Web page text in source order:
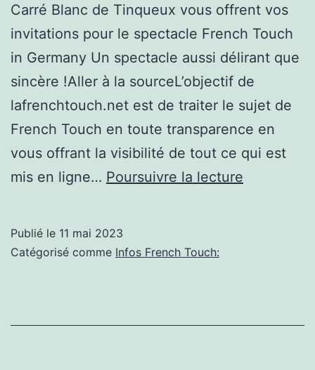
Carré Blanc de Tinqueux vous offrent vos
invitations pour le spectacle French Touch
in Germany Un spectacle aussi délirant que
sincère !Aller à la sourceL’objectif de
lafrenchtouch.net est de traiter le sujet de
French Touch en toute transparence en
vous offrant la visibilité de tout ce qui est
mis en ligne… Poursuivre la lecture
Publié le 11 mai 2023
Catégorisé comme Infos French Touch: